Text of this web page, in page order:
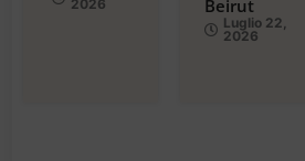
2026
Beirut
Luglio 22,
2026